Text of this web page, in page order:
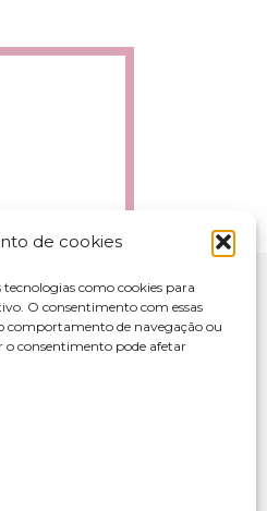
de cookies
como cookies para
O consentimento com essas
comportamento de navegação ou
o consentimento pode afetar